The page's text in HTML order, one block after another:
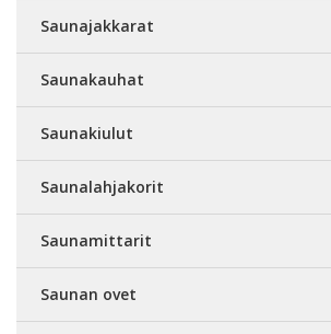
Saunajakkarat
Saunakauhat
Saunakiulut
Saunalahjakorit
Saunamittarit
Saunan ovet